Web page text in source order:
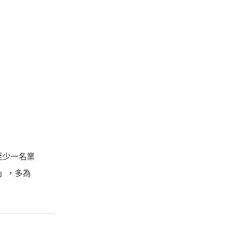
少一名業
，多為